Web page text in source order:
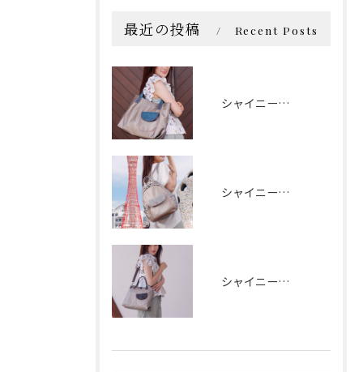
最近の投稿 Recent Posts
シャイニートート
シャイニーリュック
シャイニー2wayハンド